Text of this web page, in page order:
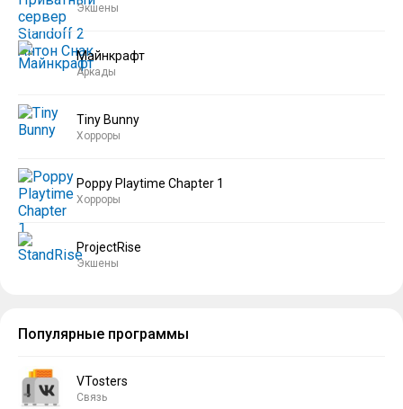
Экшены
Майнкрафт
Аркады
Tiny Bunny
Хорроры
Poppy Playtime Chapter 1
Хорроры
ProjectRise
Экшены
Популярные программы
VTosters
Связь